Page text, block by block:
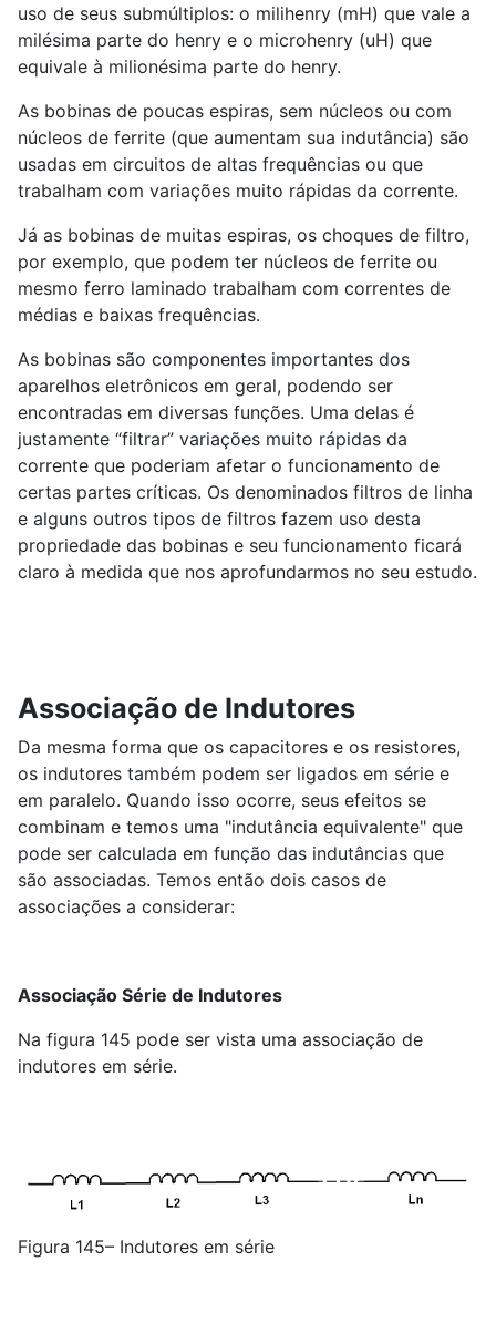
uso de seus submúltiplos: o milihenry (mH) que vale a
milésima parte do henry e o microhenry (uH) que
equivale à milionésima parte do henry.
As bobinas de poucas espiras, sem núcleos ou com
núcleos de ferrite (que aumentam sua indutância) são
usadas em circuitos de altas frequências ou que
trabalham com variações muito rápidas da corrente.
Já as bobinas de muitas espiras, os choques de filtro,
por exemplo, que podem ter núcleos de ferrite ou
mesmo ferro laminado trabalham com correntes de
médias e baixas frequências.
As bobinas são componentes importantes dos
aparelhos eletrônicos em geral, podendo ser
encontradas em diversas funções. Uma delas é
justamente “filtrar” variações muito rápidas da
corrente que poderiam afetar o funcionamento de
certas partes críticas. Os denominados filtros de linha
e alguns outros tipos de filtros fazem uso desta
propriedade das bobinas e seu funcionamento ficará
claro à medida que nos aprofundarmos no seu estudo.
Associação de Indutores
Da mesma forma que os capacitores e os resistores,
os indutores também podem ser ligados em série e
em paralelo. Quando isso ocorre, seus efeitos se
combinam e temos uma "indutância equivalente" que
pode ser calculada em função das indutâncias que
são associadas. Temos então dois casos de
associações a considerar:
Associação Série de Indutores
Na figura 145 pode ser vista uma associação de
indutores em série.
Figura 145– Indutores em série